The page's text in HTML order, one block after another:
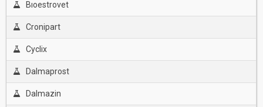
Bıoestrovet
Cronipart
Cyclix
Dalmaprost
Dalmazin